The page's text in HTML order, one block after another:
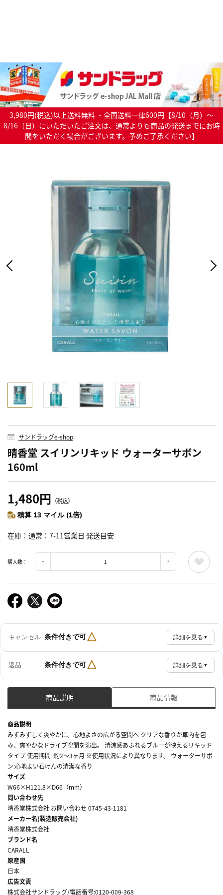
3,980円(税込)以上送料無料 ・全国送料一律600円【8/10（月）～
8/16（日）にいただいたご注文は、通常よりも商品の発送までにお時
間をいただく場合がございます。予めご了承ください】
サンドラッグe-shop
晴香堂 スイリンリキッド ウォーターサボン
160ml
1,480円 （税込）
積算 13 マイル (1倍)
在庫 通常：7-11営業日 発送目安
購入数：
キャンセル 条件付きで可△ 詳細を見る ▼
返品 条件付きで可△ 詳細を見る ▼
商品説明 商品情報
商品説明
みずみずしく爽やかに。心地よさの広がる空間へ クリアな香りが車内を包
み、爽やかなドライブ空間を演出。 清涼感あふれるブルーが映えるリキッド
タイプ 使用期間 :約2～3ヶ月 ※使用状況により異なります。 ウォーターサボ
ン:心地よい石けんの清潔な香り
サイズ
W66×H121.8×D66（mm）
問い合わせ先
晴香堂株式会社 お問い合わせ 0745-43-1181
メーカー名(製造販売会社)
晴香堂株式会社
ブランド名
CARALL
原産国
日本
広告文責
株式会社サンドラッグ/電話番号:0120-009-368